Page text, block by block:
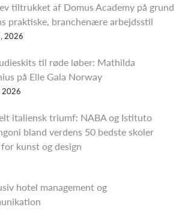
tiltrukket af Domus Academy på grund
praktiske, branchenære arbejdsstil
2026
til røde løber: Mathilda
på Elle Gala Norway
2026
italiensk triumf: NABA og Istituto
bland verdens 50 bedste skoler
kunst og design
hotel management og